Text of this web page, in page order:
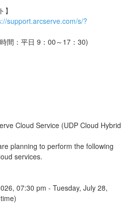
support.arcserve.com/s/?
間：平日 9：00～17：30)
Cloud Service (UDP Cloud Hybrid
planning to perform the following
services.
07:30 pm - Tuesday, July 28,